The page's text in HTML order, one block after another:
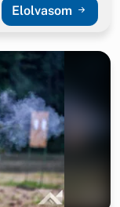
Elolvasom